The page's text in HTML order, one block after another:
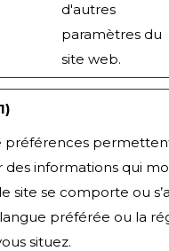
d'autres
paramètres du
site web.
préférences
informations qui
site se comporte ou
préférée ou la
situez.